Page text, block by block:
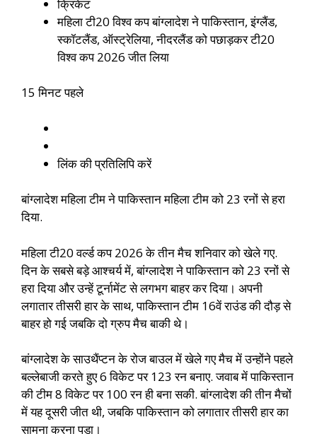
क्रिकेट
महिला टी20 विश्व कप बांग्लादेश ने पाकिस्तान, इंग्लैंड,
स्कॉटलैंड, ऑस्ट्रेलिया, नीदरलैंड को पछाड़कर टी20
विश्व कप 2026 जीत लिया
15 मिनट पहले
लिंक की प्रतिलिपि करें
बांग्लादेश महिला टीम ने पाकिस्तान महिला टीम को 23 रनों से हरा
दिया.
महिला टी20 वर्ल्ड कप 2026 के तीन मैच शनिवार को खेले गए.
दिन के सबसे बड़े आश्चर्य में, बांग्लादेश ने पाकिस्तान को 23 रनों से
हरा दिया और उन्हें टूर्नामेंट से लगभग बाहर कर दिया। अपनी
लगातार तीसरी हार के साथ, पाकिस्तान टीम 16वें राउंड की दौड़ से
बाहर हो गई जबकि दो ग्रुप मैच बाकी थे।
बांग्लादेश के साउथैंप्टन के रोज बाउल में खेले गए मैच में उन्होंने पहले
बल्लेबाजी करते हुए 6 विकेट पर 123 रन बनाए. जवाब में पाकिस्तान
की टीम 8 विकेट पर 100 रन ही बना सकी. बांग्लादेश की तीन मैचों
में यह दूसरी जीत थी, जबकि पाकिस्तान को लगातार तीसरी हार का
सामना करना पड़ा।